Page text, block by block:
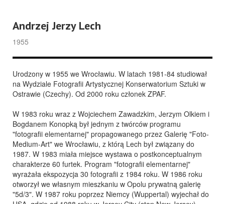
Andrzej Jerzy Lech
1955
Urodzony w 1955 we Wrocławiu. W latach 1981-84 studiował
na Wydziale Fotografii Artystycznej Konserwatorium Sztuki w
Ostrawie (Czechy). Od 2000 roku członek ZPAF.
W 1983 roku wraz z Wojciechem Zawadzkim, Jerzym Olkiem i
Bogdanem Konopką był jednym z twórców programu
"fotografii elementarnej" propagowanego przez Galerię "Foto-
Medium-Art" we Wrocławiu, z którą Lech był związany do
1987. W 1983 miała miejsce wystawa o postkonceptualnym
charakterze 60 furtek. Program "fotografii elementarnej"
wyrażała ekspozycja 30 fotografii z 1984 roku. W 1986 roku
otworzył we własnym mieszkaniu w Opolu prywatną galerię
"5d/3". W 1987 roku poprzez Niemcy (Wuppertal) wyjechał do